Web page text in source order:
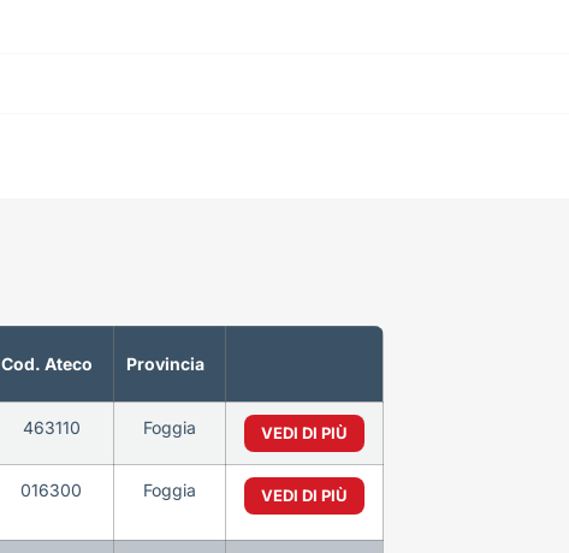
Cod. Ateco Provincia
463110 Foggia VEDI DI PIÙ
016300 Foggia VEDI DI PIÙ